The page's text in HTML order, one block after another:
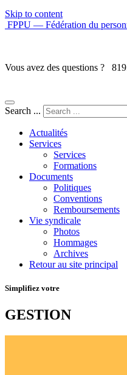
Skip to content
FPPU — Fédération du
Vous avez des questions ?
Search ...
Actualités
Services
Services
Formations
Documents
Politiques
Conventions
Remboursements
Vie syndicale
Photos
Hommages
Archives
Retour au site principal
Simplifiez votre
GESTION